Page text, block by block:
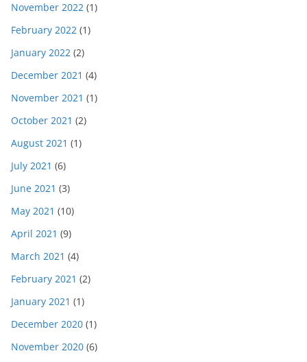
November 2022 (1)
February 2022 (1)
January 2022 (2)
December 2021 (4)
November 2021 (1)
October 2021 (2)
August 2021 (1)
July 2021 (6)
June 2021 (3)
May 2021 (10)
April 2021 (9)
March 2021 (4)
February 2021 (2)
January 2021 (1)
December 2020 (1)
November 2020 (6)